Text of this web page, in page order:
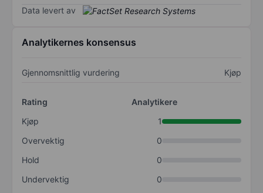
Data levert av
Analytikernes konsensus
Gjennomsnittlig vurdering Kjøp
Rating
Analytikere
Kjøp
1
Overvektig
0
Hold
0
Undervektig
0